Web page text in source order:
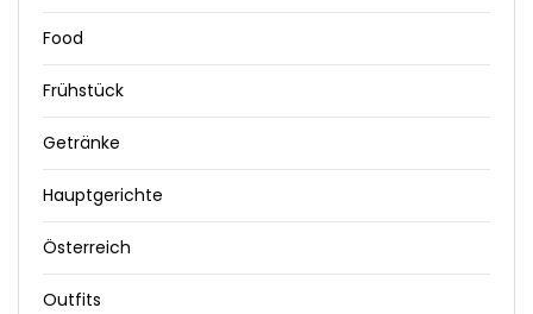
Food
Frühstück
Getränke
Hauptgerichte
Österreich
Outfits